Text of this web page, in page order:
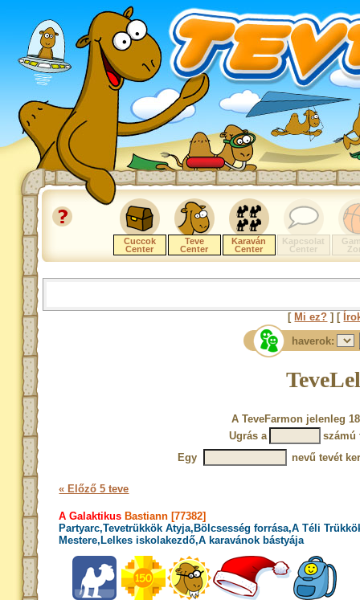
Cuccok
Center
Teve
Center
Karaván
Center
Kapcsolat
Center
[ Mi ez? ] [
haverok:
A TeveFarmon jelenleg
Ugrás a
számú
Egy
nevű tevét
« Előző 5 teve
A Galaktikus Bastiann [77382]
Partyarc,Tevetrükkök Atyja,Bölcsesség forrása,A Téli
Mestere,Lelkes iskolakezdő,A karavánok bástyája